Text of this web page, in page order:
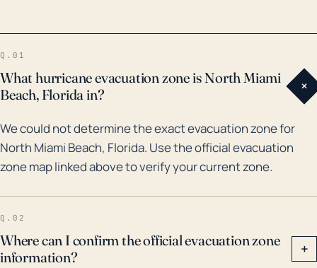
importantes han impactado directamente a North
huracán Andrew en 1992, que causó daños
sustanciales por viento y agua a la comunidad. Otras
tormentas devastadoras incluyen el huracán Katrina
en 2005, el huracán Wilma en el mismo año, y el
huracán Irma en 2017. Estas tormentas trajeron
vientos destructivos que provocaron cortes de luz
por períodos extensos y causaron daños
Q.01
What hurricane evacuation zone is North Miami
Beach, Florida in?
+
We could not determine the exact evacuation zone for
North Miami Beach, Florida. Use the official evacuation
zone map linked above to verify your current zone.
Q.02
Where can I confirm the official evacuation zone
information?
+